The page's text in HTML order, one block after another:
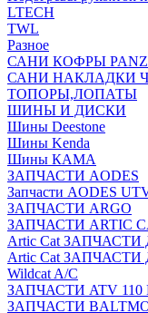
LTECH
TWL
Разное
САНИ КОФРЫ
САНИ НАКЛАДКИ
ТОПОРЫ,ЛОПАТЫ
ШИНЫ И ДИСКИ
Шины Deestone
Шины Kenda
Шины КАМА
ЗАПЧАСТИ AODES
Запчасти AODES
ЗАПЧАСТИ ARGO
ЗАПЧАСТИ ARTIC
Artic Cat
Artic Cat
Wildcat A/C
ЗАПЧАСТИ ATV 110
ЗАПЧАСТИ